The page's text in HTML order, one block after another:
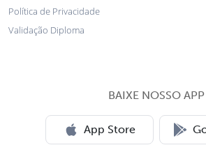
Política de Privacidade
Validação Diploma
BAIXE NOSSO APP
App Store